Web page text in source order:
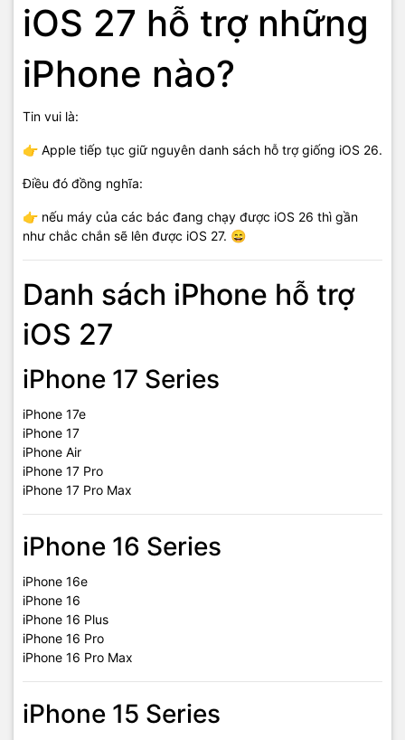
iOS 27 hỗ trợ những
iPhone nào?
Tin vui là:
👉 Apple tiếp tục giữ nguyên danh sách hỗ trợ giống iOS 26.
Điều đó đồng nghĩa:
👉 nếu máy của các bác đang chạy được iOS 26 thì gần
như chắc chắn sẽ lên được iOS 27. 😄
Danh sách iPhone hỗ trợ
iOS 27
iPhone 17 Series
iPhone 17e
iPhone 17
iPhone Air
iPhone 17 Pro
iPhone 17 Pro Max
iPhone 16 Series
iPhone 16e
iPhone 16
iPhone 16 Plus
iPhone 16 Pro
iPhone 16 Pro Max
iPhone 15 Series